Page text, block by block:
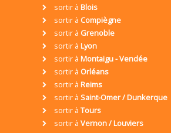
sortir à Blois
sortir à Compiègne
sortir à Grenoble
sortir à Lyon
sortir à Montaigu - Vendée
sortir à Orléans
sortir à Reims
sortir à Saint-Omer / Dunkerque
sortir à Tours
sortir à Vernon / Louviers